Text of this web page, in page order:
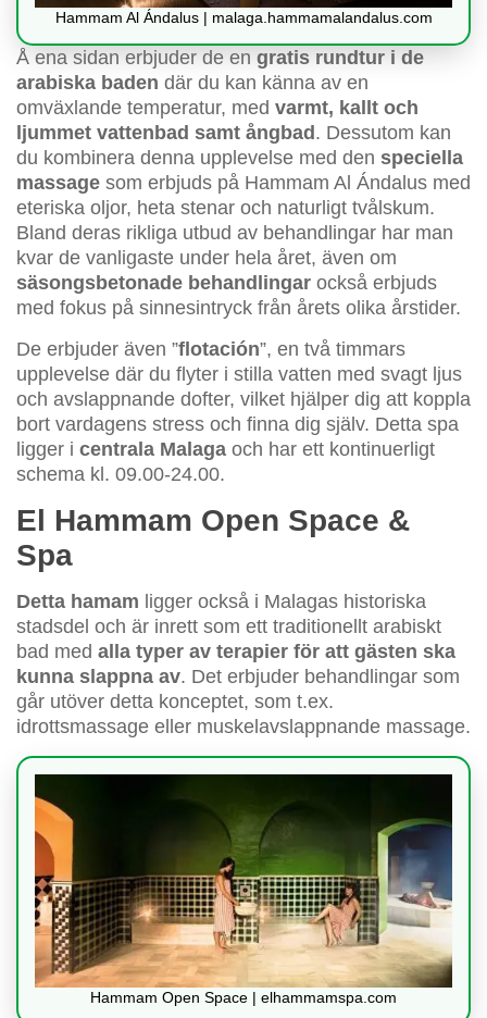
Hammam Al Ándalus | malaga.hammamalandalus.com
Å ena sidan erbjuder de en gratis rundtur i de
arabiska baden där du kan känna av en
omväxlande temperatur, med varmt, kallt och
ljummet vattenbad samt ångbad . Dessutom kan
du kombinera denna upplevelse med den speciella
massage som erbjuds på Hammam Al Ándalus med
eteriska oljor, heta stenar och naturligt tvålskum.
Bland deras rikliga utbud av behandlingar har man
kvar de vanligaste under hela året, även om
säsongsbetonade behandlingar också erbjuds
med fokus på sinnesintryck från årets olika årstider.
De erbjuder även ”flotación”, en två timmars
upplevelse där du flyter i stilla vatten med svagt ljus
och avslappnande dofter, vilket hjälper dig att koppla
bort vardagens stress och finna dig själv. Detta spa
ligger i centrala Malaga och har ett kontinuerligt
schema kl. 09.00-24.00.
El Hammam Open Space &
Spa
Detta hamam ligger också i Malagas historiska
stadsdel och är inrett som ett traditionellt arabiskt
bad med alla typer av terapier för att gästen ska
kunna slappna av. Det erbjuder behandlingar som
går utöver detta konceptet, som t.ex.
idrottsmassage eller muskelavslappnande massage.
Hammam Open Space | elhammamspa.com